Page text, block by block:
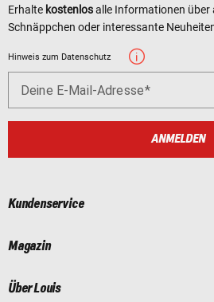
Erhalte kostenlosalle Informationen über
Schnäppchen oder interessante
Hinweis zum Datenschutz
Deine E-Mail-Adresse
ANMELDEN
Kundenservice
Magazin
Über Louis